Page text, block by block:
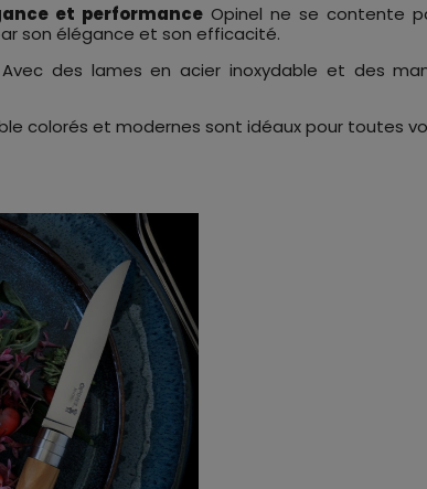
et performance Opinel ne se contente
son élégance et son efficacité.
des lames en acier inoxydable et des
colorés et modernes sont idéaux pour toutes